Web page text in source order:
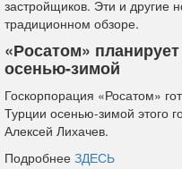
застройщиков. Эти и другие
традиционном обзоре.
«Росатом»
осенью-зимой
Госкорпорация «Росатом»
Турции осенью-зимой этого
Алексей Лихачев.
Подробнее ЗДЕСЬ